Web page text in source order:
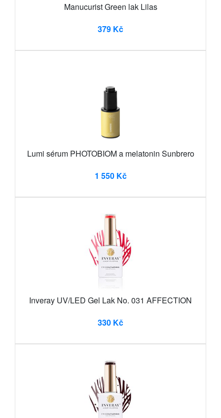
Manucurist Green lak Lilas
379 Kč
Lumi sérum PHOTOBIOM a melatonin Sunbrero
1 550 Kč
Inveray UV/LED Gel Lak No. 031 AFFECTION
330 Kč